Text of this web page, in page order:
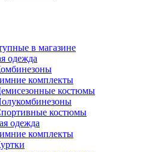
в магазине
одежда
комплекты
костюмы
костюмы
одежда
комплекты